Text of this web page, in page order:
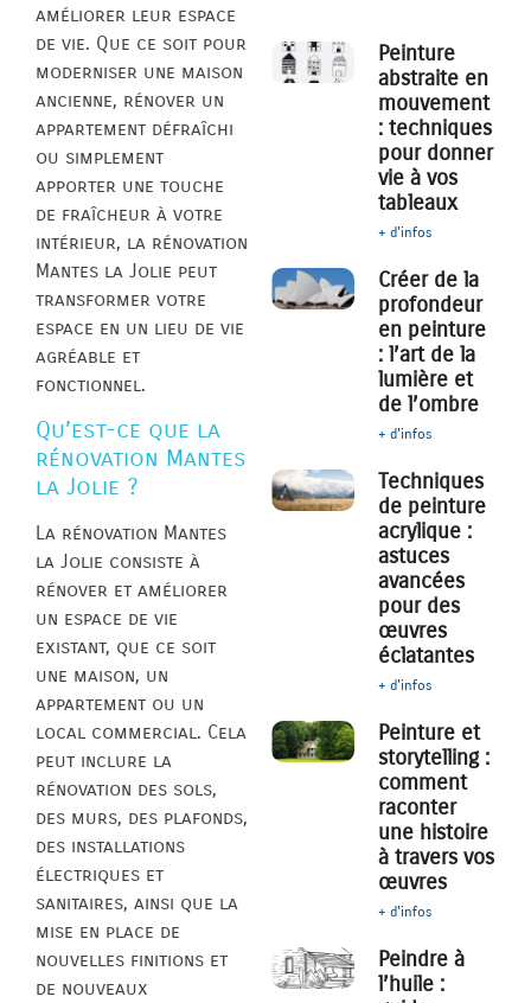
améliorer leur espace
de vie. Que ce soit pour
moderniser une maison
ancienne, rénover un
appartement défraîchi
ou simplement
apporter une touche
de fraîcheur à votre
intérieur, la rénovation
Mantes la Jolie peut
transformer votre
espace en un lieu de vie
agréable et
fonctionnel.
Qu’est-ce que la
rénovation Mantes
la Jolie ?
La rénovation Mantes
la Jolie consiste à
rénover et améliorer
un espace de vie
existant, que ce soit
une maison, un
appartement ou un
local commercial. Cela
peut inclure la
rénovation des sols,
des murs, des plafonds,
des installations
électriques et
sanitaires, ainsi que la
mise en place de
nouvelles finitions et
de nouveaux
Peinture
abstraite en
mouvement
: techniques
pour donner
vie à vos
tableaux
+ d'infos
Créer de la
profondeur
en peinture
: l’art de la
lumière et
de l’ombre
+ d'infos
Techniques
de peinture
acrylique :
astuces
avancées
pour des
œuvres
éclatantes
+ d'infos
Peinture et
storytelling :
comment
raconter
une histoire
à travers vos
œuvres
+ d'infos
Peindre à
l’huile :